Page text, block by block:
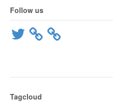
Follow us
Twitter
Tagcloud